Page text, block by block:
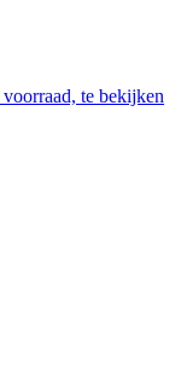
te bekijken